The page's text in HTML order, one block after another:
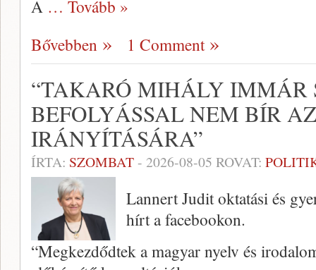
A … Tovább »
Bővebben
1 Comment
“TAKARÓ MIHÁLY IMMÁR
BEFOLYÁSSAL NEM BÍR
IRÁNYÍTÁSÁRA”
ÍRTA: SZOMBAT- 2026-08-05 ROVAT:
Lannert Judit oktatási és
hírt a facebookon.
“Megkezdődtek a magyar nyelv és